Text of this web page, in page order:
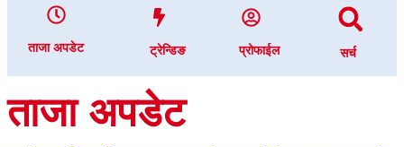
ताजा अपडेट ट्रेन्डिङ प्रोफाईल सर्च
ताजा अपडेट